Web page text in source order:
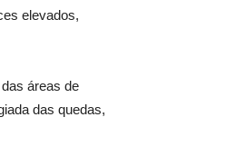
elevados,
áreas de
das quedas,